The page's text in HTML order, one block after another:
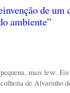
de um
ambiente”
mais leve.
de Alvarinho